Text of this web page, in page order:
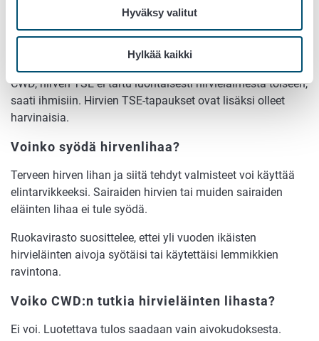
Hyväksy valitut
Hylkää kaikki
CWD:n ei ole koskaan todettu tarttuneen ihmiseen. Tauti on
tunnettu USA:ssa yli 50 vuotta ja sitä esiintyy yleisesti
Pohjois-Amerikan hirvieläimissä. Siellä ei kuitenkaan ole
koskaan todettu CWD:n tarttuneen ihmiseen. Toisin kuin
CWD, hirven TSE ei tartu luontaisesti hirvieläimestä toiseen,
saati ihmisiin. Hirvien TSE-tapaukset ovat lisäksi olleet
harvinaisia.
Voinko syödä hirvenlihaa?
Terveen hirven lihan ja siitä tehdyt valmisteet voi käyttää
elintarvikkeeksi. Sairaiden hirvien tai muiden sairaiden
eläinten lihaa ei tule syödä.
Ruokavirasto suosittelee, ettei yli vuoden ikäisten
hirvieläinten aivoja syötäisi tai käytettäisi lemmikkien
ravintona.
Voiko CWD:n tutkia hirvieläinten lihasta?
Ei voi. Luotettava tulos saadaan vain aivokudoksesta.